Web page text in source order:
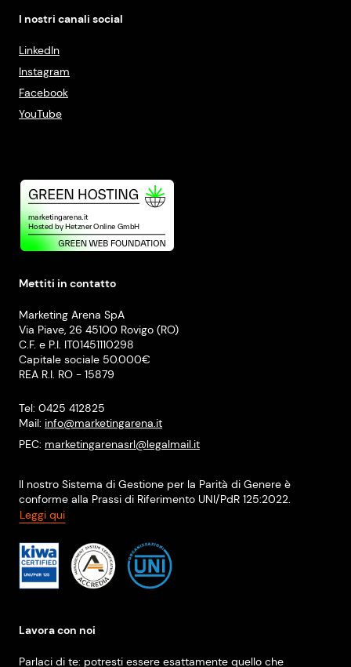
I nostri canali social
LinkedIn
Instagram
Facebook
YouTube
Mettiti in contatto
Marketing Arena SpA
Via Piave, 26 45100 Rovigo (RO)
C.F. e P.I. IT01451110298
Capitale sociale 50.000€
REA R.I. RO - 15879
Tel: 0425 412825
Mail: info@marketingarena.it
PEC: marketingarenasrl@legalmail.it
Il nostro Sistema di Gestione per la Parità di Genere è
conforme alla Prassi di Riferimento UNI/PdR 125:2022.
Leggi qui
Lavora con noi
Parlaci di te: potresti essere esattamente quello che